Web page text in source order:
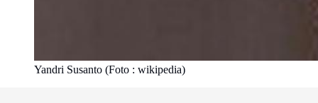
Yandri Susanto (Foto : wikipedia)